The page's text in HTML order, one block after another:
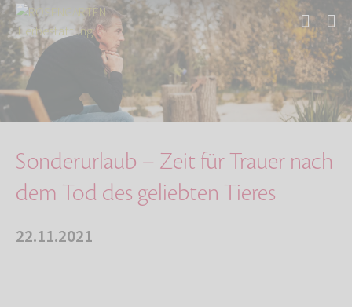
Start
Aktuelles
Sonderurlaub – Zeit für Trauer nach dem Tod d…
Sonderurlaub – Zeit für Trauer nach
dem Tod des geliebten Tieres
22.11.2021